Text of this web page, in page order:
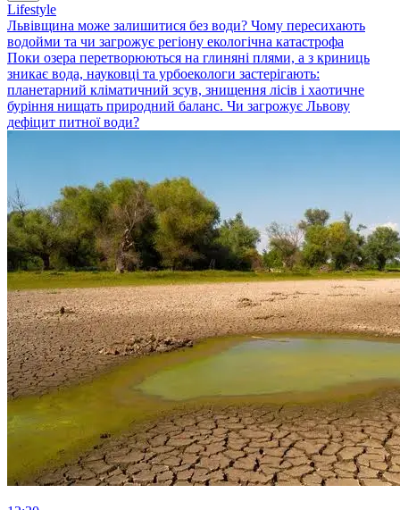
Lifestyle
Львівщина може залишитися без води? Чому пересихають
водойми та чи загрожує регіону екологічна катастрофа
Поки озера перетворюються на глиняні плями, а з криниць
зникає вода, науковці та урбоекологи застерігають:
планетарний кліматичний зсув, знищення лісів і хаотичне
буріння нищать природний баланс. Чи загрожує Львову
дефіцит питної води?